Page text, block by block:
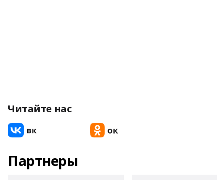
Читайте нас
Партнеры